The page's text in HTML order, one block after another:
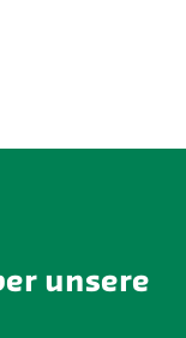
unsere